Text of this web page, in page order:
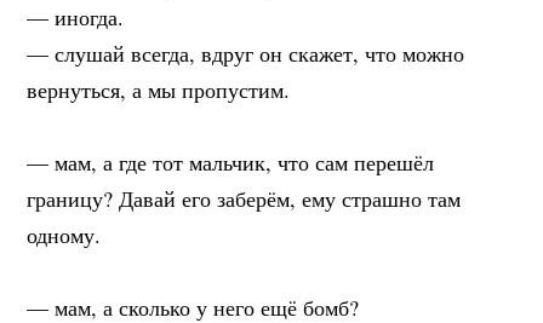
— иногда.
— слушай всегда, вдруг он скажет, что можно
вернуться, а мы пропустим.
— мам, а где тот мальчик, что сам перешёл
границу? Давай его заберём, ему страшно там
одному.
— мам, а сколько у него ещё бомб?